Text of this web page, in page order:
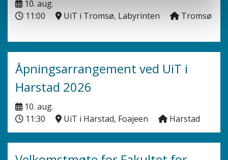
10. aug.
11:00
UiT i Tromsø, Labyrinten Tromsø
Åpningsarrangement ved UiT i
Harstad 2026
10. aug.
11:30
UiT i Harstad, Foajeen Harstad